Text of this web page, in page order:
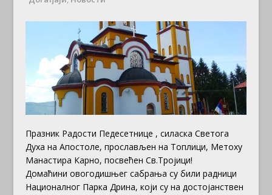
Празник Радости Педесетнице , силаска Светога
Духа на Апостоле, прослављен на Топлици, Метоху
Манастира Карно, посвећен Св.Тројици!
Домаћини овогодишњег сабрања су били радници
Националног Парка Дрина, који су на достојанствен